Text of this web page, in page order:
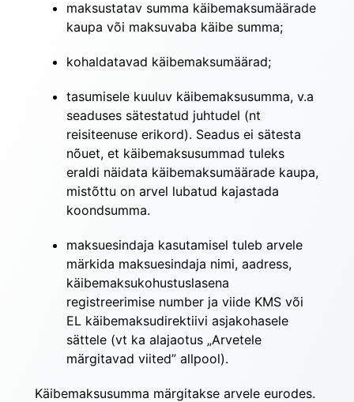
maksustatav summa käibemaksumäärade
kaupa või maksuvaba käibe summa;
kohaldatavad käibemaksumäärad;
tasumisele kuuluv käibemaksusumma, v.a
seaduses sätestatud juhtudel (nt
reisiteenuse erikord). Seadus ei sätesta
nõuet, et käibemaksusummad tuleks
eraldi näidata käibemaksumäärade kaupa,
mistõttu on arvel lubatud kajastada
koondsumma.
maksuesindaja kasutamisel tuleb arvele
märkida maksuesindaja nimi, aadress,
käibemaksukohustuslasena
registreerimise number ja viide KMS või
EL käibemaksudirektiivi asjakohasele
sättele (vt ka alajaotus „Arvetele
märgitavad viited” allpool).
Käibemaksusumma märgitakse arvele eurodes.